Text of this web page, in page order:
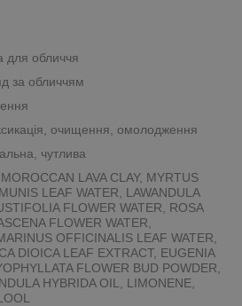
для обличчя
за обличчям
очищення, омолодження
чутлива
LAVA CLAY, MYRTUS
LEAF WATER, LAWANDULA
FLOWER WATER, ROSA
FLOWER WATER,
OFFICINALIS LEAF WATER,
DIOICA LEAF EXTRACT, EUGENIA
FLOWER BUD POWDER,
HYBRIDA OIL, LIMONENE,